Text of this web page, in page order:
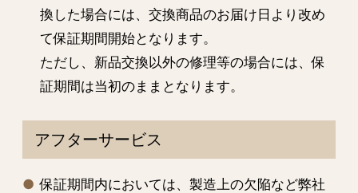
換した場合には、交換商品のお届け日より改め
て保証期間開始となります。
ただし、新品交換以外の修理等の場合には、保
証期間は当初のままとなります。
アフターサービス
保証期間内においては、製造上の欠陥など弊社